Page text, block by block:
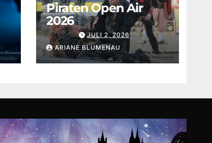
Piraten Open Air
2026
JULI 2, 2026
ARIANE BLUMENAU